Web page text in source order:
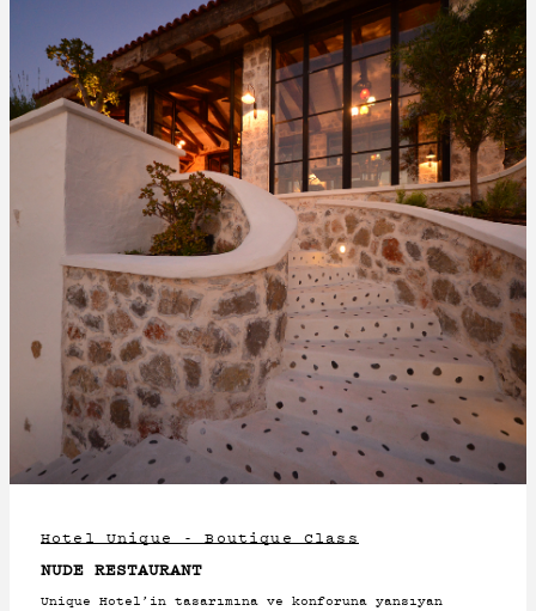
Hotel Unique - Boutique Class
NUDE RESTAURANT
Unique Hotel’in tasarımına ve konforuna yansıyan